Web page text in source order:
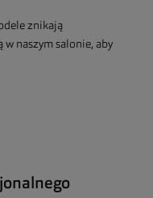
znikają
w naszym salonie, aby